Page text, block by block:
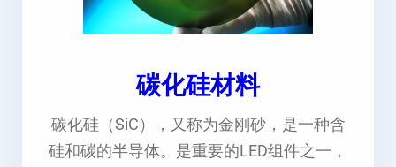
碳化硅材料
碳化硅（SiC），又称为金刚砂，是一种含
硅和碳的半导体。是重要的LED组件之一，